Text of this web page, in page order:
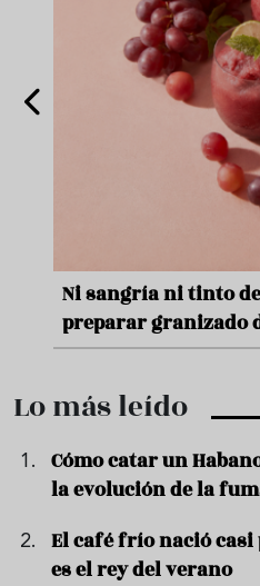
Ni sangría ni tinto
preparar granizado
Lo más leído
Cómo catar un
la evolución de la
El café frío nació
es el rey del verano